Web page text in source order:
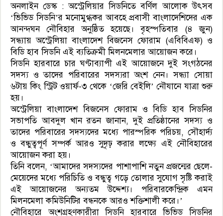
অনলাইন ডেস্ক : অস্ট্রেলিয়ার সিডনিতে বর্ণিল আলোক উৎসব
‘ভিভিড সিডনি’র মনোমুগ্ধকর আবহে প্রবাসী বাংলাদেশিদের এক
আনন্দঘন নৌবিহার অনুষ্ঠিত হয়েছে। বৃহস্পতিবার (৪ জুন)
সন্ধ্যায় অস্ট্রেলিয়া বাংলাদেশ বিজনেস ফোরাম (এবিবিএফ) ও
বিডি হাব সিডনি এই ব্যতিক্রমী মিলনমেলার আয়োজন করে।
সিডনি হারবারে চার ঘণ্টাব্যাপী এই আয়োজনে দুই সংগঠনের
সদস্য ও তাদের পরিবারের সদস্যরা অংশ নেন। সন্ধ্যা সোয়া
৬টায় কিং স্ট্রিট ওয়ার্ফ-৩ থেকে ‘জেরি বেইলি’ নৌযানে যাত্রা শুরু
হয়।
অস্ট্রেলিয়া বাংলাদেশ বিজনেস ফোরাম ও বিডি হাব সিডনির
সভাপতি আবদুল খান রতন জানান, দুই প্রতিষ্ঠানের সদস্য ও
তাদের পরিবারের সদস্যদের মধ্যে পারস্পরিক পরিচয়, সৌহার্দ্য
ও বন্ধুত্বপূর্ণ সম্পর্ক আরও সুদৃঢ় করার লক্ষ্যে এই নৌবিহারের
আয়োজন করা হয়।
তিনি বলেন, ‘আমাদের সদস্যদের পাশাপাশি নতুন প্রজন্মের ছেলে-
মেয়েদের মধ্যে পরিচিতি ও বন্ধুত্ব গড়ে তোলার সুযোগ সৃষ্টি করাই
এই আয়োজনের অন্যতম উদ্দেশ্য। পরিবারকেন্দ্রিক এমন
মিলনমেলা কমিউনিটির বন্ধনকে আরও শক্তিশালী করে।’
নৌবিহারে অংশগ্রহণকারীরা সিডনি হারবারে ভিভিড সিডনির